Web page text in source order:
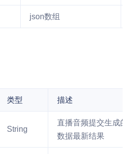
json数组
类型 描述
String
直播音频提交生成
数据最新结果